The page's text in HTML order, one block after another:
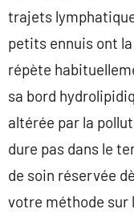
trajets
petits ennuis ont
répète
sa bord
altérée par la
dure pas dans le
de soin réservée
votre méthode sur